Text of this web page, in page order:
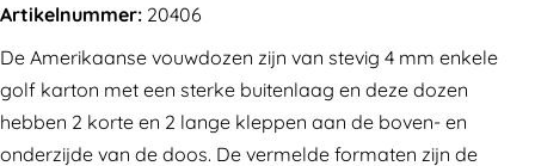
Artikelnummer: 20406
De Amerikaanse vouwdozen zijn van stevig 4 mm enkele
golf karton met een sterke buitenlaag en deze dozen
hebben 2 korte en 2 lange kleppen aan de boven- en
onderzijde van de doos. De vermelde formaten zijn de